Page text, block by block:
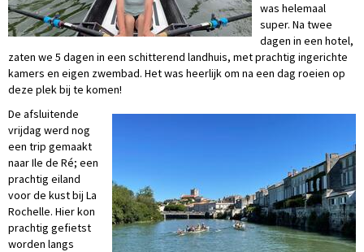
was helemaal
super. Na twee
dagen in een hotel,
zaten we 5 dagen in een schitterend landhuis, met prachtig ingerichte
kamers en eigen zwembad. Het was heerlijk om na een dag roeien op
deze plek bij te komen!
De afsluitende
vrijdag werd nog
een trip gemaakt
naar Ile de Ré; een
prachtig eiland
voor de kust bij La
Rochelle. Hier kon
prachtig gefietst
worden langs